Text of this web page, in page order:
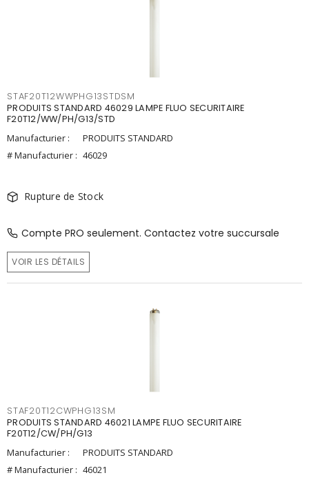
STAF20T12WWPHG13STDSM
PRODUITS STANDARD 46029 LAMPE FLUO SECURITAIRE
F20T12/WW/PH/G13/STD
Manufacturier :
PRODUITS STANDARD
# Manufacturier : 46029
Rupture de Stock
Compte PRO seulement. Contactez votre succursale
VOIR LES DÉTAILS
STAF20T12CWPHG13SM
PRODUITS STANDARD 46021 LAMPE FLUO SECURITAIRE
F20T12/CW/PH/G13
Manufacturier :
PRODUITS STANDARD
# Manufacturier : 46021